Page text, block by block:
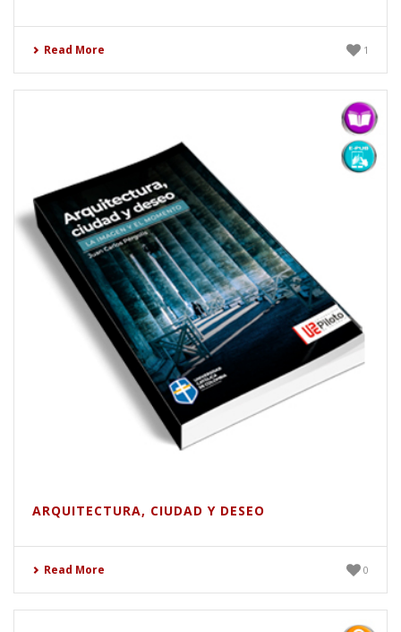
Read More 1
ARQUITECTURA, CIUDAD Y DESEO
Read More 0